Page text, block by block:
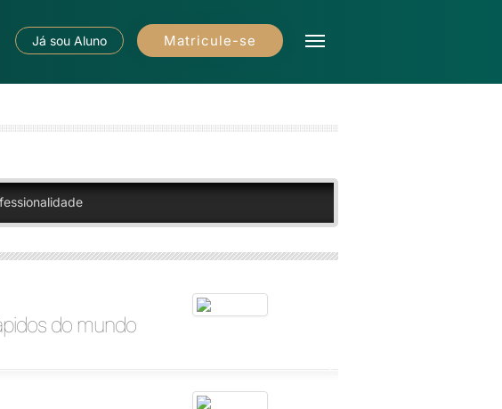
Já sou Aluno Matricule-se
do mundo